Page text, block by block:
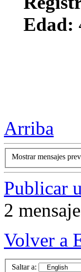
Edad:
Arriba
Mostrar mensajes
Publicar
2
Volver a
Saltar a: